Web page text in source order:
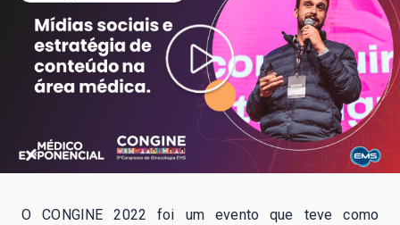
O CONGINE 2022 foi um evento que teve como